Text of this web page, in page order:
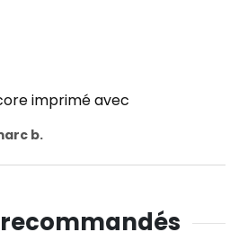
imprimé avec
b.